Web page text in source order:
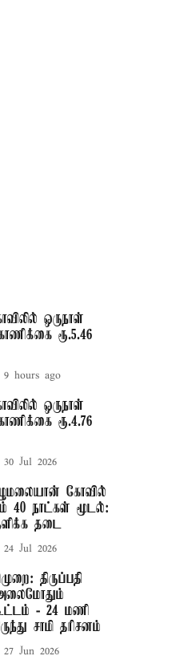
ஒருநாள்
ரூ.5.46
9 hours ago
ஒருநாள்
ரூ.4.76
30 Jul 2026
கோவில்
40 நாட்கள் மூடல்:
தடை
24 Jul 2026
திருப்பதி
- 24 மணி
சாமி தரிசனம்
27 Jun 2026